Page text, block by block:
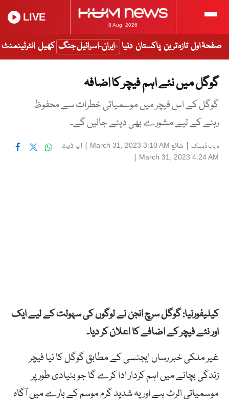
8 Aug, 2026
LIVE
صفحۂ اول تازہ ترین پاکستان دنیا ایران-اسرائیل جنگ کھیل انٹرٹینمنٹ
گوگل میں نئے اہم فیچر کا اضافہ
گوگل کے اس فیچر میں موسمیاتی خطرات سے محفوظ
رہنے کے لیے مشورے بھی دیئے جائیں گے۔
ویب ڈیسک | شائع March 31, 2023 3:10 AM
| اپ ڈیٹ
March 31, 2023 4:24 AM
|
کیلیفورنیا: گوگل سرچ انجن نے لوگوں کی سہولت کے لیے ایک
اور نئے فیچر کے اضافے کا اعلان کر دیا۔
غیر ملکی خبر رساں ایجنسی کے مطابق گوگل کا نیا فیچر
زندگی بچانے میں اہم کردار ادا کرے گا جو بنیادی طور پر
موسمیاتی الرٹ ہے اور یہ شدید گرم موسم کے بارے میں آگاہ